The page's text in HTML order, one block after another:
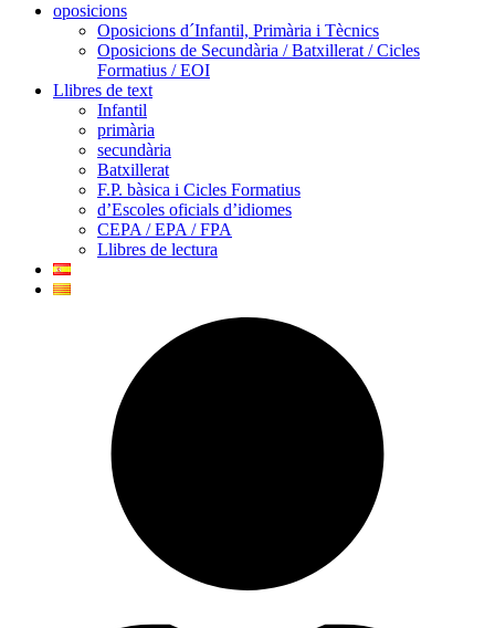
oposicions
Oposicions d´Infantil, Primària i Tècnics
Oposicions de Secundària / Batxillerat / Cicles
Formatius / EOI
Llibres de text
Infantil
primària
secundària
Batxillerat
F.P. bàsica i Cicles Formatius
d’Escoles oficials d’idiomes
CEPA / EPA / FPA
Llibres de lectura